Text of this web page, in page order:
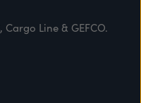
Cargo Line & GEFCO.